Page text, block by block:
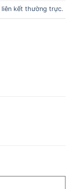
liên kết thường trực.